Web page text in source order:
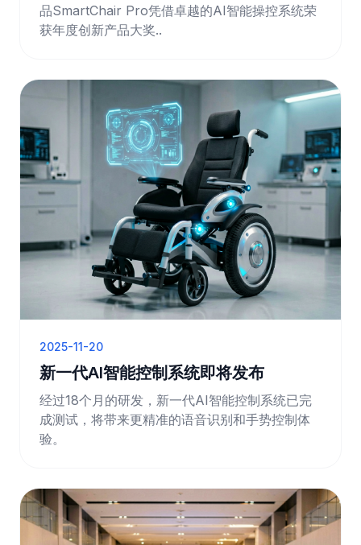
品SmartChair Pro凭借卓越的AI智能操控系统荣
获年度创新产品大奖..
2025-11-20
新一代AI智能控制系统即将发布
经过18个月的研发，新一代AI智能控制系统已完
成测试，将带来更精准的语音识别和手势控制体
验。